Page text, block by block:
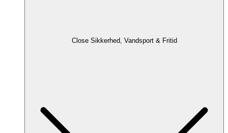
Close Sikkerhed, Vandsport & Fritid